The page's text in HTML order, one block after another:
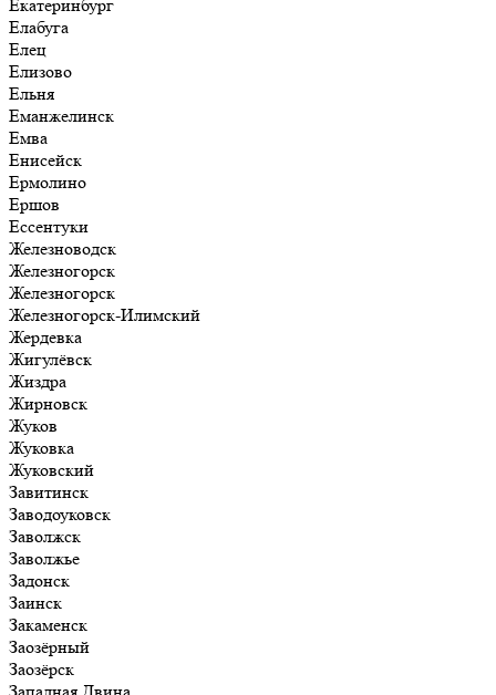
Екатеринбург
Елабуга
Елец
Елизово
Ельня
Еманжелинск
Емва
Енисейск
Ермолино
Ершов
Ессентуки
Железноводск
Железногорск
Железногорск
Железногорск-Илимский
Жердевка
Жигулёвск
Жиздра
Жирновск
Жуков
Жуковка
Жуковский
Завитинск
Заводоуковск
Заволжск
Заволжье
Задонск
Заинск
Закаменск
Заозёрный
Заозёрск